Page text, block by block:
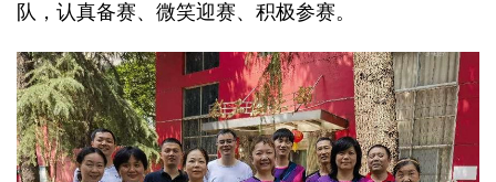
队，认真备赛、微笑迎赛、积极参赛。